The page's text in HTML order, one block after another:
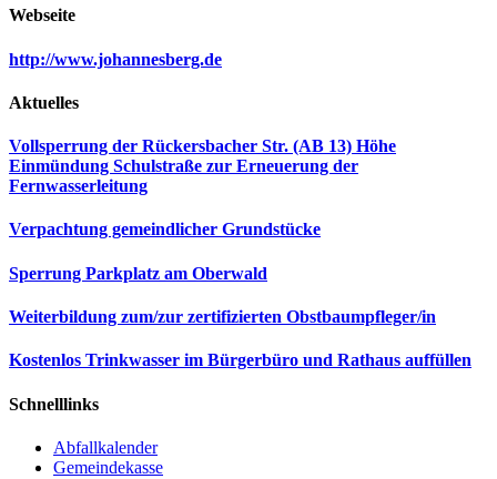
Webseite
http://www.johannesberg.de
Aktuelles
Vollsperrung der Rückersbacher Str. (AB 13) Höhe
Einmündung Schulstraße zur Erneuerung der
Fernwasserleitung
Verpachtung gemeindlicher Grundstücke
Sperrung Parkplatz am Oberwald
Weiterbildung zum/zur zertifizierten Obstbaumpfleger/in
Kostenlos Trinkwasser im Bürgerbüro und Rathaus auffüllen
Schnelllinks
Abfallkalender
Gemeindekasse